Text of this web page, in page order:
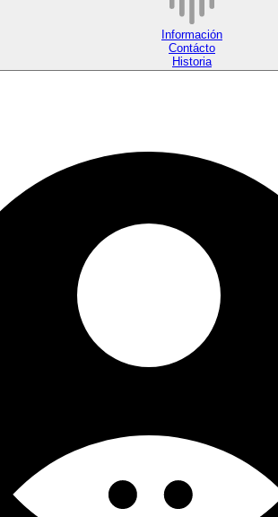
Información
Contácto
Historia